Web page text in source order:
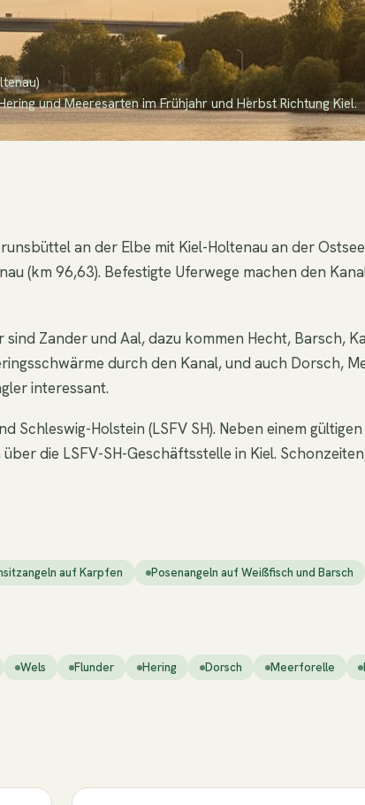
und Meeresarten im Frühjahr und Herbst Richtung Kiel.
an der Elbe mit Kiel-Holtenau an der
(km 96,63). Befestigte Uferwege machen den
Zander und Aal, dazu kommen Hecht, Barsch,
durch den Kanal, und auch Dorsch,
interessant.
Holstein (LSFV SH). Neben einem
die LSFV-SH-Geschäftsstelle in Kiel.
auf Karpfen Posenangeln auf Weißfisch und Barsch
Wels Flunder Hering Dorsch Meerforelle